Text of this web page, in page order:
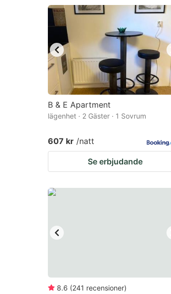
B & E Apartment
lägenhet · 2 Gäster · 1 Sovrum
607 kr /natt
Se erbjudande
8.6 (241 recensioner)